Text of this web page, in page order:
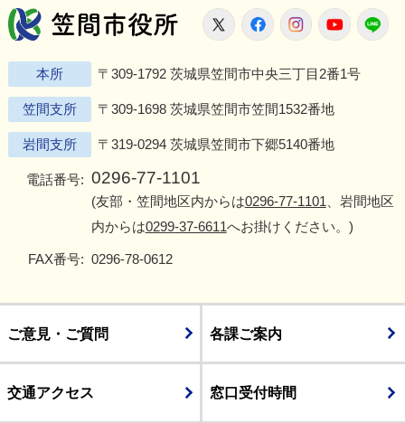
笠間市役所
X FacebookInstagram
本所 〒309-1792 茨城県笠間市中央三丁目2番1号
笠間支所 〒309-1698 茨城県笠間市笠間1532番地
岩間支所 〒319-0294 茨城県笠間市下郷5140番地
電話番号: 0296-77-1101
(友部・笠間地区内からは0296-77-1101 、岩間地区
内からは0299-37-6611へお掛けください。)
FAX番号: 0296-78-0612
ご意見・ご質問 各課ご案内
交通アクセス 窓口受付時間